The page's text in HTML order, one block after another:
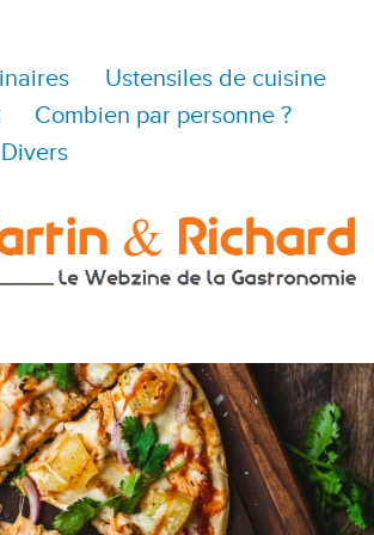
Ustensiles de cuisine
Combien par personne ?
Divers